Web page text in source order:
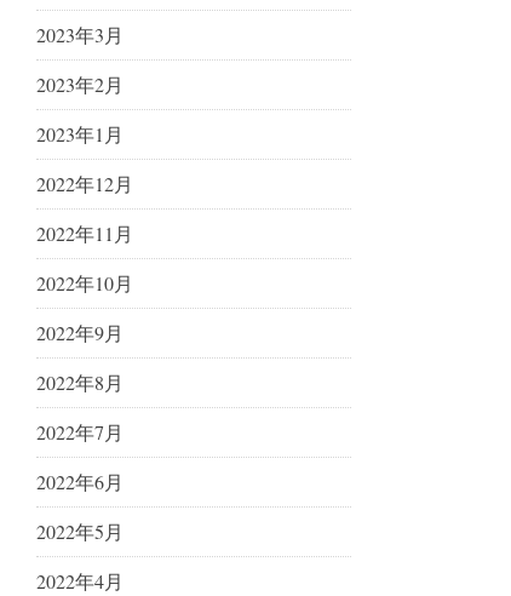
2023年3月
2023年2月
2023年1月
2022年12月
2022年11月
2022年10月
2022年9月
2022年8月
2022年7月
2022年6月
2022年5月
2022年4月